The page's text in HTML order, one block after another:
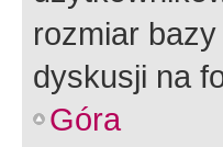
rozmiar
dyskusji na
Góra